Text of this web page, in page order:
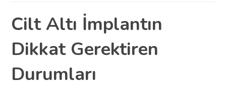
Cilt Altı İmplantın
Dikkat Gerektiren
Durumları